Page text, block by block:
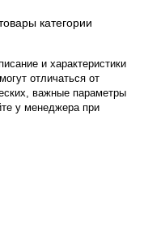
категории
и характеристики
отличаться от
важные параметры
у менеджера при